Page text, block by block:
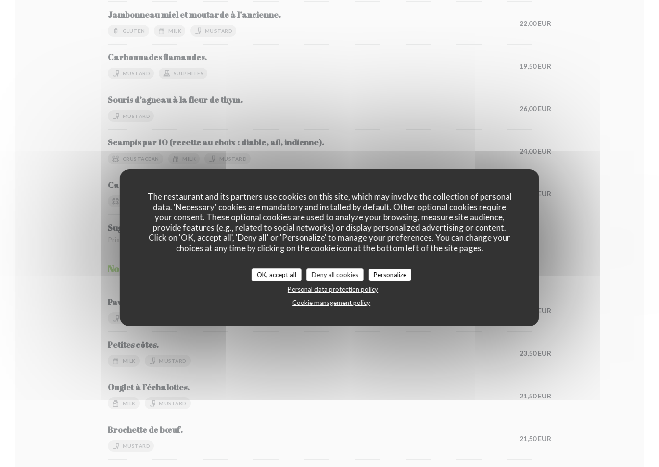
The restaurant and its partners use cookies on this site, which may involve the collection of personal
data. 'Necessary' cookies are mandatory and installed by default. Other optional cookies require
your consent. These optional cookies are used to analyze your browsing, measure site audience,
provide features (e.g., related to social networks) or display personalized advertising or content.
Click on 'OK, accept all', 'Deny all' or 'Personalize' to manage your preferences. You can change your
choices at any time by clicking on the cookie icon at the bottom left of the site pages.
OK, accept all Deny all cookies
Personalize
Personal data protection policy
Cookie management policy
Jambonneau miel et moutarde à l’ancienne.
GLUTEN MILK MUSTARD
22,00 EUR
Carbonnades flamandes.
MUSTARD SULPHITES
19,50 EUR
Souris d’agneau à la fleur de thym.
MUSTARD
26,00 EUR
Scampis par 10 (recette au choix : diable, ail, indienne).
CRUSTACEAN MILK MUSTARD
24,00 EUR
Cassolette Ostendaise.
CRUSTACEAN FISH MILK MUSTARD MOLLUSCS
25,00 EUR
Suggestion du Chef
Prix du marché.
Nos grillades
Pavé de bœuf.
21,00 EUR
Petites côtes.
MILK MUSTARD
23,50 EUR
Onglet à l’échalottes.
MILK MUSTARD
21,50 EUR
Brochette de bœuf.
MUSTARD
21,50 EUR